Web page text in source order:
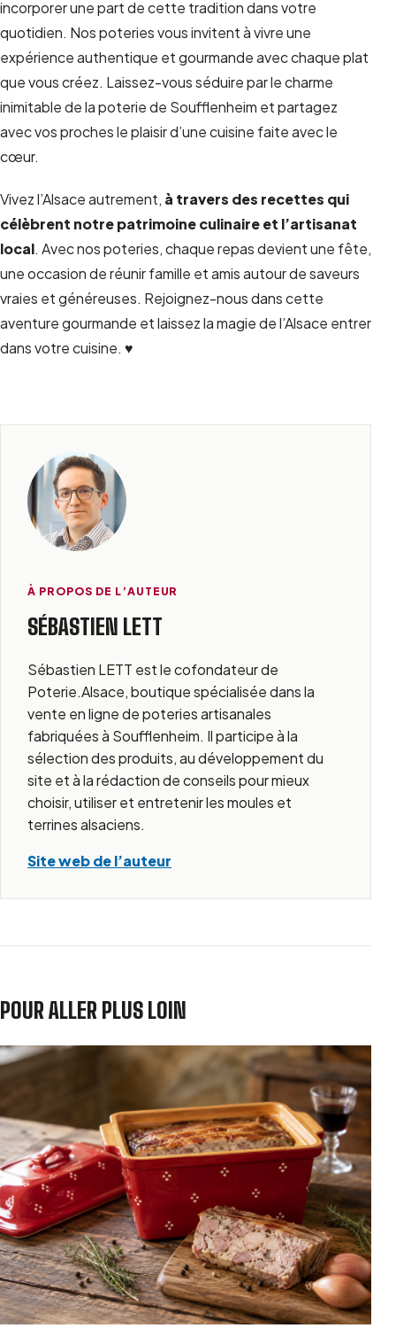
incorporer une part de cette tradition dans votre
quotidien. Nos poteries vous invitent à vivre une
expérience authentique et gourmande avec chaque plat
que vous créez. Laissez-vous séduire par le charme
inimitable de la poterie de Soufflenheim et partagez
avec vos proches le plaisir d’une cuisine faite avec le
cœur.
Vivez l’Alsace autrement, à travers des recettes qui
célèbrent notre patrimoine culinaire et l’artisanat
local. Avec nos poteries, chaque repas devient une fête,
une occasion de réunir famille et amis autour de saveurs
vraies et généreuses. Rejoignez-nous dans cette
aventure gourmande et laissez la magie de l’Alsace entrer
dans votre cuisine. ♥️
À PROPOS DE L’AUTEUR
SÉBASTIEN LETT
Sébastien LETT est le cofondateur de
Poterie.Alsace, boutique spécialisée dans la
vente en ligne de poteries artisanales
fabriquées à Soufflenheim. Il participe à la
sélection des produits, au développement du
site et à la rédaction de conseils pour mieux
choisir, utiliser et entretenir les moules et
terrines alsaciens.
Site web de l’auteur
POUR ALLER PLUS LOIN